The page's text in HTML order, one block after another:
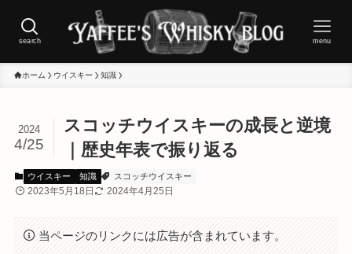
search menu
ホーム ウイスキー 知識
スコッチウイスキーの成長と逆境
｜歴史年表で振り返る
2024
4/25
ウイスキー 知識 スコッチウイスキー
2023年5月18日 2024年4月25日
当ページのリンクには広告が含まれています。